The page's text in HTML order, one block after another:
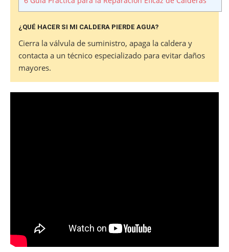
¿QUÉ HACER SI MI CALDERA PIERDE AGUA?
Cierra la válvula de suministro, apaga la caldera y
contacta a un técnico especializado para evitar daños
mayores.